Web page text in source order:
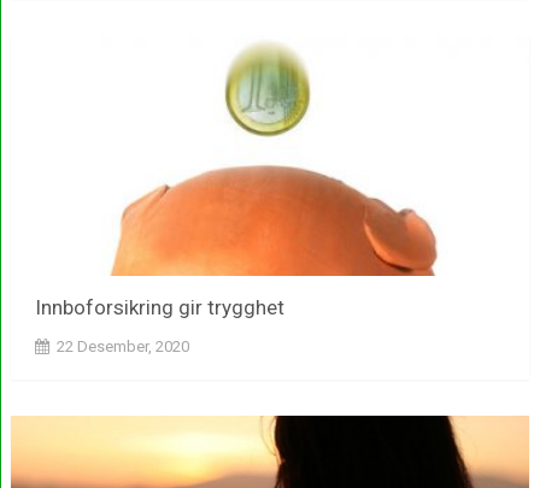
Innboforsikring gir trygghet
22 Desember, 2020